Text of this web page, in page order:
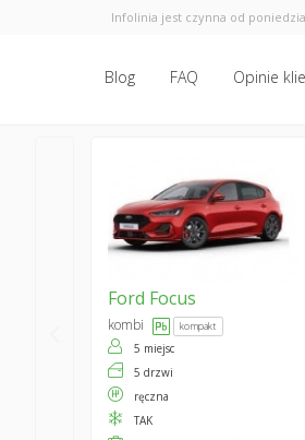
Infolinia jest czynna od
Blog FAQ Opinie
Ford Focus
kombi kompakt
5 miejsc
5 drzwi
ręczna
TAK